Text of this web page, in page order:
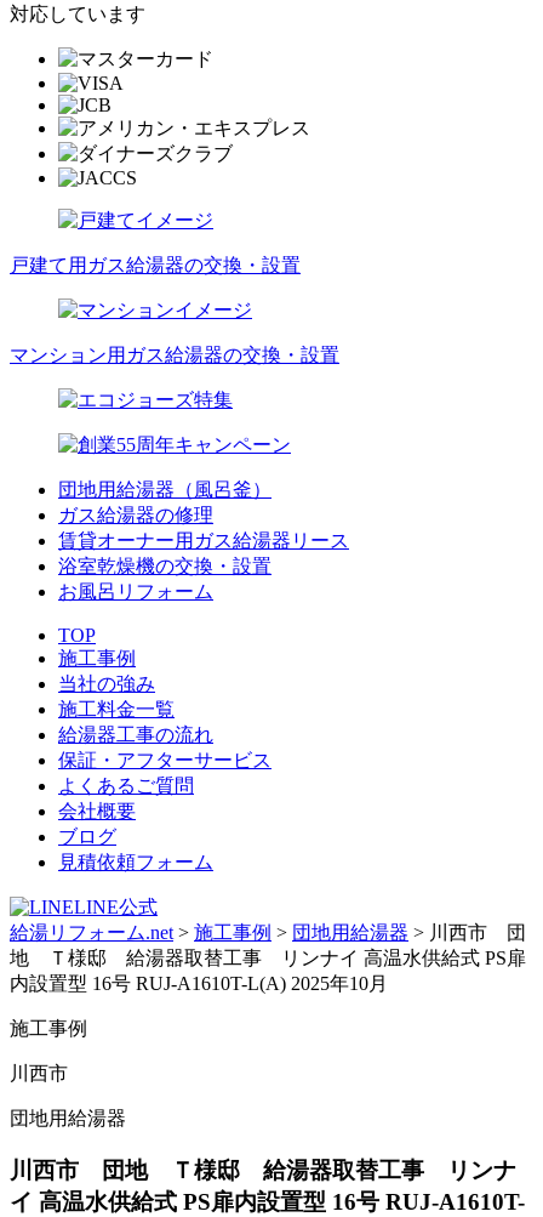
対応しています
戸建て用ガス給湯器の交換・設置
マンション用ガス給湯器の交換・設置
団地用給湯器（風呂釜）
ガス給湯器の修理
賃貸オーナー用ガス給湯器リース
浴室乾燥機の交換・設置
お風呂リフォーム
TOP
施工事例
当社の強み
施工料金一覧
給湯器工事の流れ
保証・アフターサービス
よくあるご質問
会社概要
ブログ
見積依頼フォーム
LINE公式
給湯リフォーム.net > 施工事例 > 団地用給湯器 > 川西市 団
地 Ｔ様邸 給湯器取替工事 リンナイ 高温水供給式 PS扉
内設置型 16号 RUJ-A1610T-L(A) 2025年10月
施工事例
川西市
団地用給湯器
川西市 団地 Ｔ様邸 給湯器取替工事 リンナ
イ 高温水供給式 PS扉内設置型 16号 RUJ-A1610T-